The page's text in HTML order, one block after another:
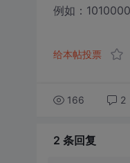
例如：
给本帖投票
166 2
2 条回复